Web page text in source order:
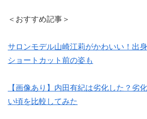
＜おすすめ記事＞
サロンモデル山崎江莉がかわいい！出
ショートカット前の姿も
【画像あり】内田有紀は劣化した？劣
い頃を比較してみた